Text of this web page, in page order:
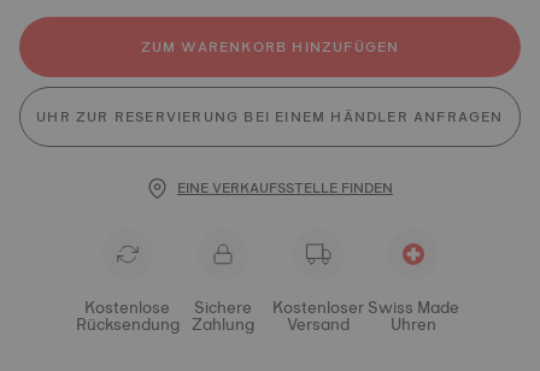
ZUM WARENKORB HINZUFÜGEN
UHR ZUR RESERVIERUNG BEI EINEM HÄNDLER ANFRAGEN
EINE VERKAUFSSTELLE FINDEN
Kostenlose
Rücksendung
Sichere
Zahlung
Kostenloser
Versand
Swiss Made
Uhren